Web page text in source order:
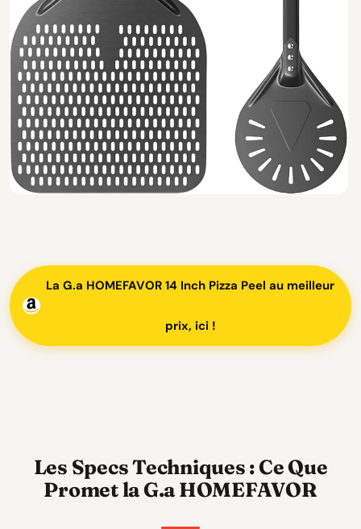
La G.a HOMEFAVOR 14 Inch Pizza Peel au meilleur
prix, ici !
Les Specs Techniques : Ce Que
Promet la G.a HOMEFAVOR